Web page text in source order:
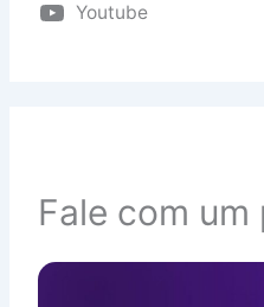
Youtube
Fale com